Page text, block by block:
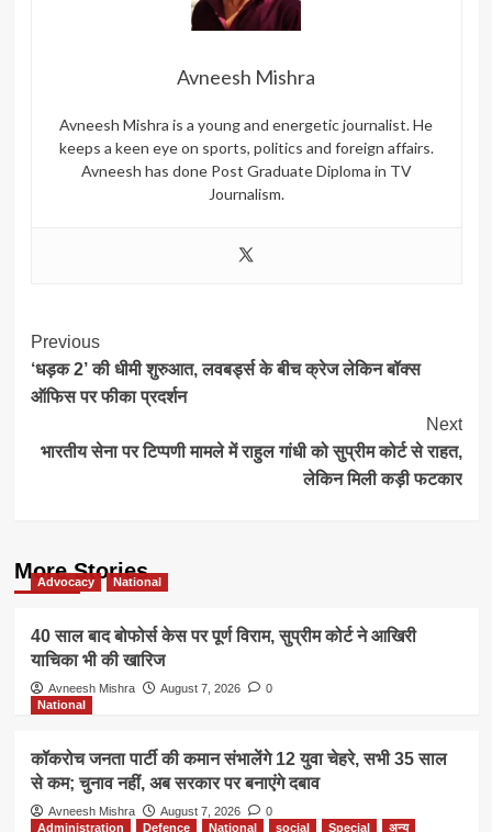
Avneesh Mishra
Avneesh Mishra is a young and energetic journalist. He
keeps a keen eye on sports, politics and foreign affairs.
Avneesh has done Post Graduate Diploma in TV
Journalism.
Post
Navigation
Previous
‘धड़क 2’ की धीमी शुरुआत, लवबर्ड्स के बीच क्रेज लेकिन बॉक्स
ऑफिस पर फीका प्रदर्शन
Next
भारतीय सेना पर टिप्पणी मामले में राहुल गांधी को सुप्रीम कोर्ट से राहत,
लेकिन मिली कड़ी फटकार
More Stories
Advocacy National
40 साल बाद बोफोर्स केस पर पूर्ण विराम, सुप्रीम कोर्ट ने आखिरी
याचिका भी की खारिज
Avneesh Mishra August 7, 2026
0
National
कॉकरोच जनता पार्टी की कमान संभालेंगे 12 युवा चेहरे, सभी 35 साल
से कम; चुनाव नहीं, अब सरकार पर बनाएंगे दबाव
Avneesh Mishra August 7, 2026
0
Administration
Defence National social Special अन्य